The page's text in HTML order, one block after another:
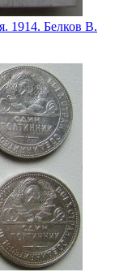
1914. Белков В.